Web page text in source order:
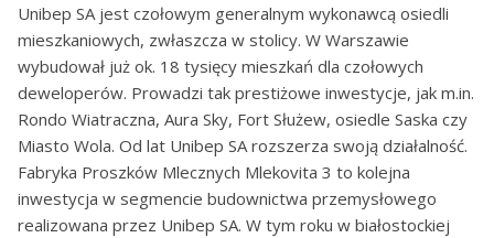
Unibep SA jest czołowym generalnym wykonawcą osiedli
mieszkaniowych, zwłaszcza w stolicy. W Warszawie
wybudował już ok. 18 tysięcy mieszkań dla czołowych
deweloperów. Prowadzi tak prestiżowe inwestycje, jak m.in.
Rondo Wiatraczna, Aura Sky, Fort Służew, osiedle Saska czy
Miasto Wola. Od lat Unibep SA rozszerza swoją działalność.
Fabryka Proszków Mlecznych Mlekovita 3 to kolejna
inwestycja w segmencie budownictwa przemysłowego
realizowana przez Unibep SA. W tym roku w białostockiej